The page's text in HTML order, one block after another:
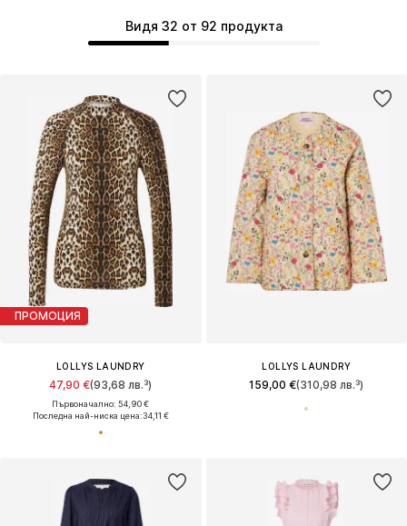
Видя 32 от 92 продукта
ПРОМОЦИЯ
LOLLYS LAUNDRY
47,90 €(93,68 лв.³)
Първоначално: 54,90 €
Последна най-ниска цена:34,11 €
LOLLYS LAUNDRY
159,00 €(310,98 лв.³)